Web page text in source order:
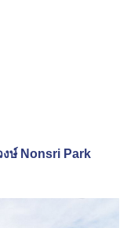
ษ์ Nonsri Park